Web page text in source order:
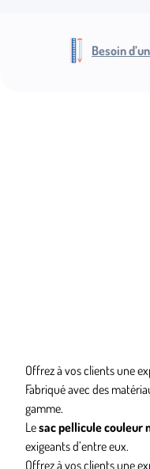
Besoin
Offrez à vos clients une
Fabriqué avec des
gamme.
Lesac pellicule couleur
exigeants d’entre eux.
Offrez à vos clients une